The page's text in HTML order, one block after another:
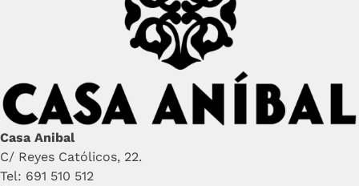
Casa Anibal
C/ Reyes Católicos, 22.
Tel: 691 510 512